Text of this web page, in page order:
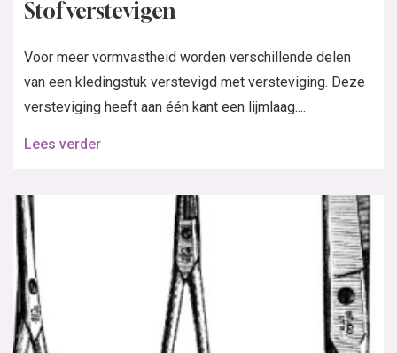
Stof verstevigen
Voor meer vormvastheid worden verschillende delen
van een kledingstuk verstevigd met versteviging. Deze
versteviging heeft aan één kant een lijmlaag....
Lees verder